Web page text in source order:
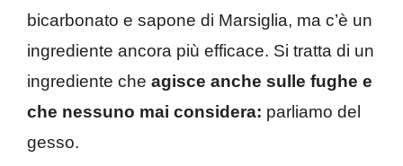
bicarbonato e sapone di Marsiglia, ma c’è un
ingrediente ancora più efficace. Si tratta di un
ingrediente che agisce anche sulle fughe e
che nessuno mai considera: parliamo del
gesso.